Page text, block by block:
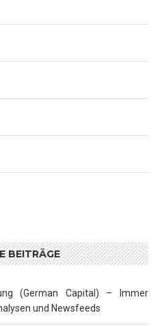
BEITRÄGE
(German Capital) – Immer
und Newsfeeds